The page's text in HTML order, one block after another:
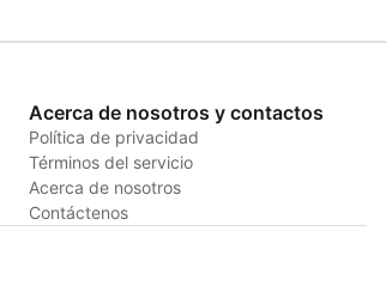
Acerca de nosotros y contactos
Política de privacidad
Términos del servicio
Acerca de nosotros
Contáctenos